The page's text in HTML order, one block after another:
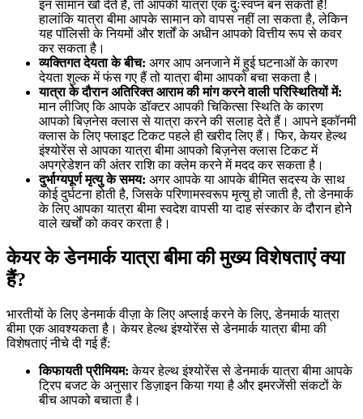
इन सामान खो देते हैं, तो आपकी यात्रा एक दुःस्वप्न बन सकती है!
हालांकि यात्रा बीमा आपके सामान को वापस नहीं ला सकता है, लेकिन
यह पॉलिसी के नियमों और शर्तों के अधीन आपको वित्तीय रूप से कवर
कर सकता है।
व्यक्तिगत देयता के बीच: अगर आप अनजाने में हुई घटनाओं के कारण
देयता शुल्क में फंस गए हैं तो यात्रा बीमा आपको बचा सकता है।
यात्रा के दौरान अतिरिक्त आराम की मांग करने वाली परिस्थितियों में:
मान लीजिए कि आपके डॉक्टर आपकी चिकित्सा स्थिति के कारण
आपको बिज़नेस क्लास से यात्रा करने की सलाह देते हैं। आपने इकॉनमी
क्लास के लिए फ्लाइट टिकट पहले ही खरीद लिए हैं। फिर, केयर हेल्थ
इंश्योरेंस से आपका यात्रा बीमा आपको बिज़नेस क्लास टिकट में
अपग्रेडेशन की अंतर राशि का क्लेम करने में मदद कर सकता है।
दुर्भाग्यपूर्ण मृत्यु के समय: अगर आपके या आपके बीमित सदस्य के साथ
कोई दुर्घटना होती है, जिसके परिणामस्वरूप मृत्यु हो जाती है, तो डेनमार्क
के लिए आपका यात्रा बीमा स्वदेश वापसी या दाह संस्कार के दौरान होने
वाले खर्चों को कवर करता है।
केयर के डेनमार्क यात्रा बीमा की मुख्य विशेषताएं क्या
हैं?
भारतीयों के लिए डेनमार्क वीज़ा के लिए अप्लाई करने के लिए, डेनमार्क यात्रा
बीमा एक आवश्यकता है। केयर हेल्थ इंश्योरेंस से डेनमार्क यात्रा बीमा की
विशेषताएं नीचे दी गई हैं:
किफायती प्रीमियम: केयर हेल्थ इंश्योरेंस से डेनमार्क यात्रा बीमा आपके
ट्रिप बजट के अनुसार डिज़ाइन किया गया है और इमरजेंसी संकटों के
बीच आपको बचाता है।